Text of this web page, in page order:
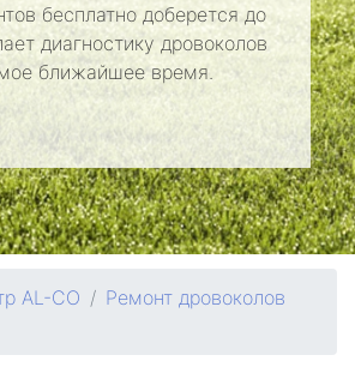
бесплатно доберется до
диагностику дровоколов
ближайшее время.
AL-CO
Ремонт дровоколов